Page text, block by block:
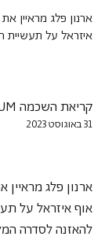
ארנון פלג מראיין
איזראל על תעשיית
קריאת השכמה PREMIUM
31 באוגוסט 2023
ארנון פלג
אוף איזראל על
להאזנה לסדרה